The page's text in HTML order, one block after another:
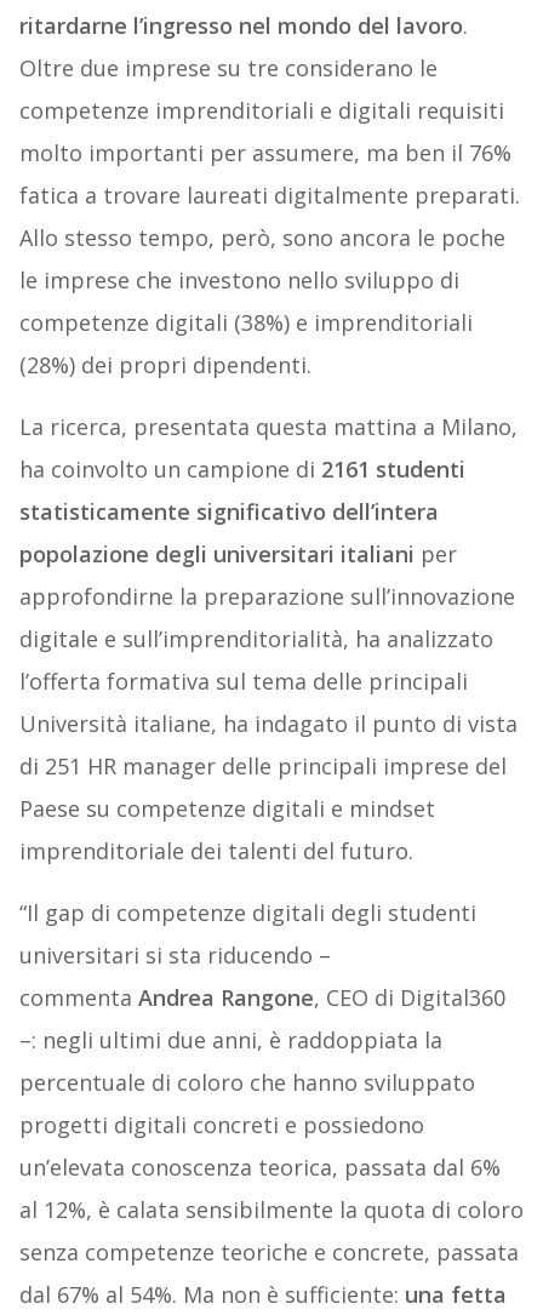
ritardarne l’ingresso nel mondo del lavoro.
Oltre due imprese su tre considerano le
competenze imprenditoriali e digitali requisiti
molto importanti per assumere, ma ben il 76%
fatica a trovare laureati digitalmente preparati.
Allo stesso tempo, però, sono ancora le poche
le imprese che investono nello sviluppo di
competenze digitali (38%) e imprenditoriali
(28%) dei propri dipendenti.
La ricerca, presentata questa mattina a Milano,
ha coinvolto un campione di 2161 studenti
statisticamente significativo dell’intera
popolazione degli universitari italiani per
approfondirne la preparazione sull’innovazione
digitale e sull’imprenditorialità, ha analizzato
l’offerta formativa sul tema delle principali
Università italiane, ha indagato il punto di vista
di 251 HR manager delle principali imprese del
Paese su competenze digitali e mindset
imprenditoriale dei talenti del futuro.
“Il gap di competenze digitali degli studenti
universitari si sta riducendo –
commenta Andrea Rangone, CEO di Digital360
–: negli ultimi due anni, è raddoppiata la
percentuale di coloro che hanno sviluppato
progetti digitali concreti e possiedono
un’elevata conoscenza teorica, passata dal 6%
al 12%, è calata sensibilmente la quota di coloro
senza competenze teoriche e concrete, passata
dal 67% al 54%. Ma non è sufficiente: una fetta